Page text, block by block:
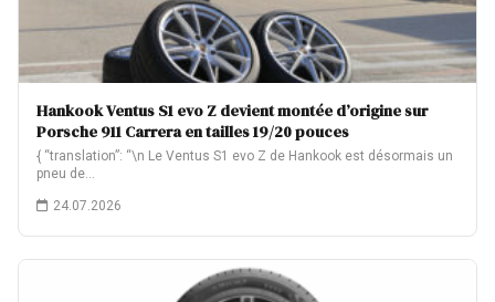
Hankook Ventus S1 evo Z devient montée d’origine sur
Porsche 911 Carrera en tailles 19/20 pouces
{ “translation”: “\n Le Ventus S1 evo Z de Hankook est désormais un
pneu de…
24.07.2026